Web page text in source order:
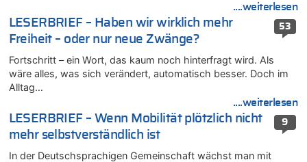
07.08.2026 - 19:52 von Hugo Egon Bernhard von Sinnen zu
In Belgien missachten zwei von drei Autofahrern das
Tempolimit in 30er-Zonen – Untersuchung von Vias
07.08.2026 - 18:31 von Panda46 zu
Mark van Bommel offiziell als neuer Nationalcoach der Roten
Teufel vorgestellt: „Ist mir eine große Ehre“
Zweite Hitzewelle in diesem Sommer ist jetzt amtlich
07.08.2026 - 17:55 von M der Block zu
AS Eupen: „Keiner weiß, wohin die Reise geht…“
....weiterlesen
53
LESERBRIEF – Haben wir wirklich mehr
Freiheit – oder nur neue Zwänge?
Fortschritt – ein Wort, das kaum noch hinterfragt wird. Als
wäre alles, was sich verändert, automatisch besser. Doch im
Alltag…
....weiterlesen
9
LESERBRIEF – Wenn Mobilität plötzlich nicht
mehr selbstverständlich ist
In der Deutschsprachigen Gemeinschaft wächst man mit